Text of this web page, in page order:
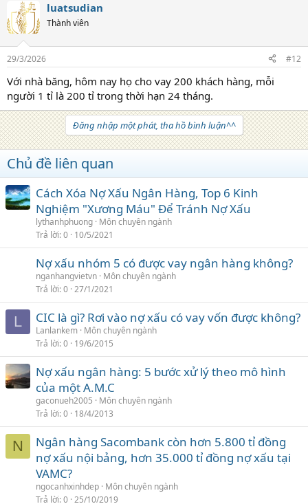
luatsudian
Thành viên
29/3/2026 #12
Với nhà băng, hôm nay họ cho vay 200 khách hàng, mỗi
người 1 tỉ là 200 tỉ trong thời hạn 24 tháng.
Đăng nhập một phát, tha hồ bình luận^^
Chủ đề liên quan
Cách Xóa Nợ Xấu Ngân Hàng, Top 6 Kinh
Nghiệm "Xương Máu" Để Tránh Nợ Xấu
lythanhphuong Môn chuyên ngành
Trả lời 0 10/5/2021
Nợ xấu nhóm 5 có được vay ngân hàng không?
nganhangvietvn Môn chuyên ngành
Trả lời 0 27/1/2021
L CIC là gì? Rơi vào nợ xấu có vay vốn được không?
Lanlankem Môn chuyên ngành
Trả lời 0 19/6/2015
Nợ xấu ngân hàng: 5 bước xử lý theo mô hình
của một A.M.C
gaconueh2005
Môn chuyên ngành
Trả lời 0 18/4/2013
N
Ngân hàng Sacombank còn hơn 5.800 tỉ đồng
nợ xấu nội bảng, hơn 35.000 tỉ đồng nợ xấu tại
VAMC?
ngocanhxinhdep Môn chuyên ngành
Trả lời 0 25/10/2019